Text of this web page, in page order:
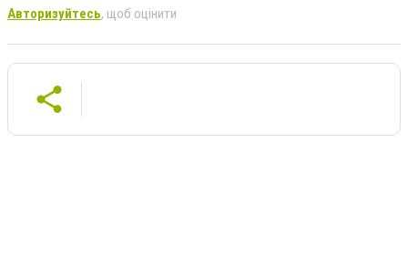
Авторизуйтесь, щоб оцінити